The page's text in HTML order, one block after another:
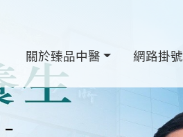
關於臻品中醫 網路掛號